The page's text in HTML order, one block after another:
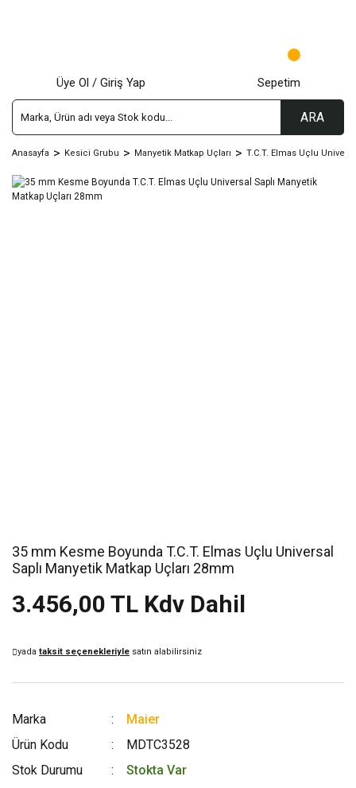
ARA
Üye Ol / Giriş Yap Sepetim
Anasayfa Kesici Grubu Manyetik Matkap Uçları T.C.T. Elmas Uçlu
35 mm Kesme Boyunda T.C.T. Elmas Uçlu Universal
Saplı Manyetik Matkap Uçları 28mm
3.456,00 TL Kdv Dahil
yada taksit seçenekleriyle satın alabilirsiniz
Marka
Maier
Ürün Kodu
MDTC3528
Stok Durumu
Stokta Var